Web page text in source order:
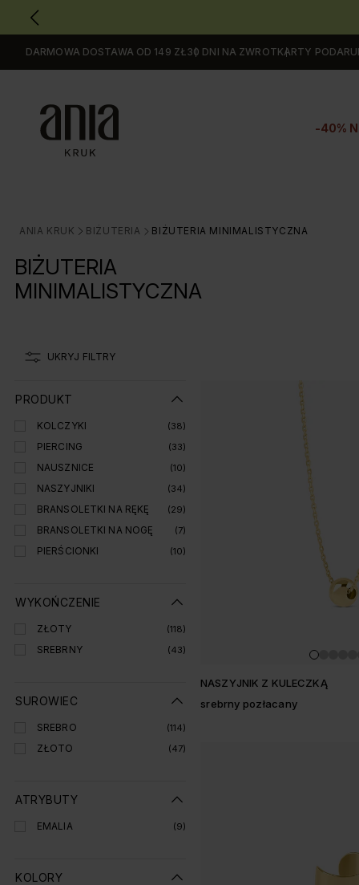
GŁÓWNEJ
ZAWARTOŚCI
FILTRÓW
UŻYTKOWNIKA
DARMOWA DOSTAWA OD 149 ZŁ30 DNI NA ZWROTKARTY
-40%
ANIA KRUK
>
BIŻUTERIA
>
BIŻUTERIA MINIMALISTYCZNA
BIŻUTERIA
MINIMALISTYCZNA
UKRYJ FILTRY
PRODUKT
KOLCZYKI (38)
PIERCING (33)
NAUSZNICE (10)
NASZYJNIKI (34)
BRANSOLETKI NA RĘKĘ (29)
BRANSOLETKI NA NOGĘ (7)
PIERŚCIONKI (10)
WYKOŃCZENIE
ZŁOTY (118)
SREBRNY (43)
SUROWIEC
SREBRO (114)
ZŁOTO (47)
ATRYBUTY
EMALIA (9)
KOLORY
Lista produtów
NASZYJNIK Z KULECZKĄ
srebrny pozłacany